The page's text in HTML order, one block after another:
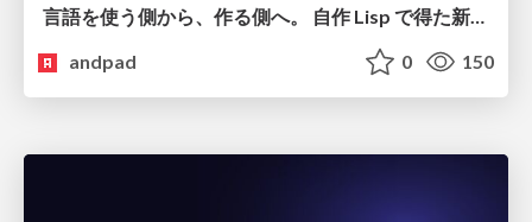
言語を使う側から、作る側へ。 自作 Lisp で得た新たな気づき。
andpad
0 150